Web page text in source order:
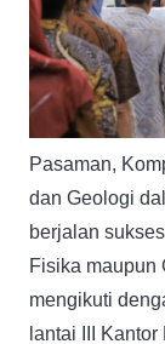
Pasaman,
dan Geologi
berjalan
Fisika maupun
mengikuti
lantai III